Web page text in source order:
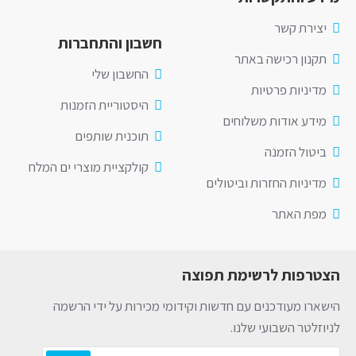
יצירת קשר
תקנון רכישה באתר
מדיניות פרטיות
מידע אודות משלוחים
ביטול הזמנה
מדיניות החזרות וביטולים
מפת האתר
חשבון והתחברות
החשבון שלי
היסטוריית הזמנות
תוכנית שותפים
קולקציית מוצרי ים המלח
הצטרפות לרשימת תפוצה
הישארו מעודכנים עם חדשות וקידומי מכירות על ידי הרשמה
לניוזלטר השבועי שלנו.